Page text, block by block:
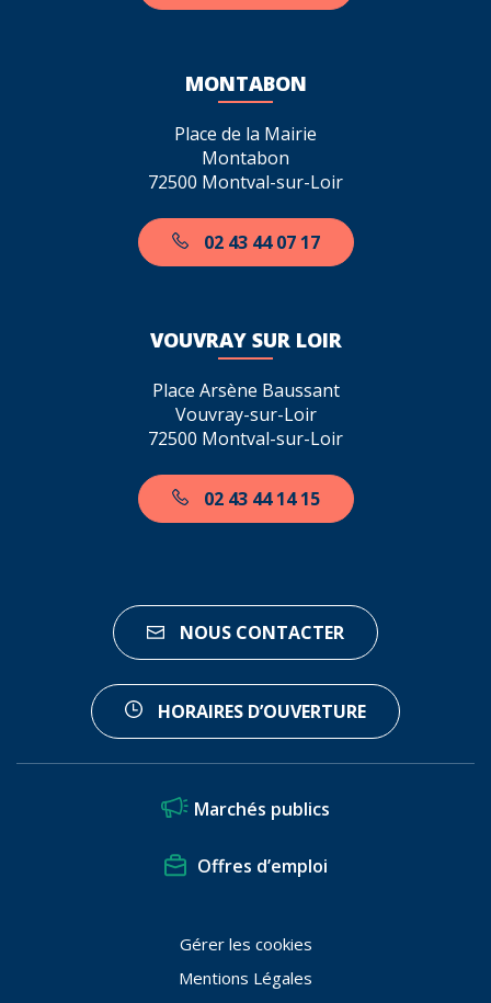
MONTABON
Place de la Mairie
Montabon
72500 Montval-sur-Loir
02 43 44 07 17
VOUVRAY SUR LOIR
Place Arsène Baussant
Vouvray-sur-Loir
72500 Montval-sur-Loir
02 43 44 14 15
NOUS CONTACTER
HORAIRES D’OUVERTURE
Marchés publics
Offres d’emploi
Gérer les cookies
Mentions Légales